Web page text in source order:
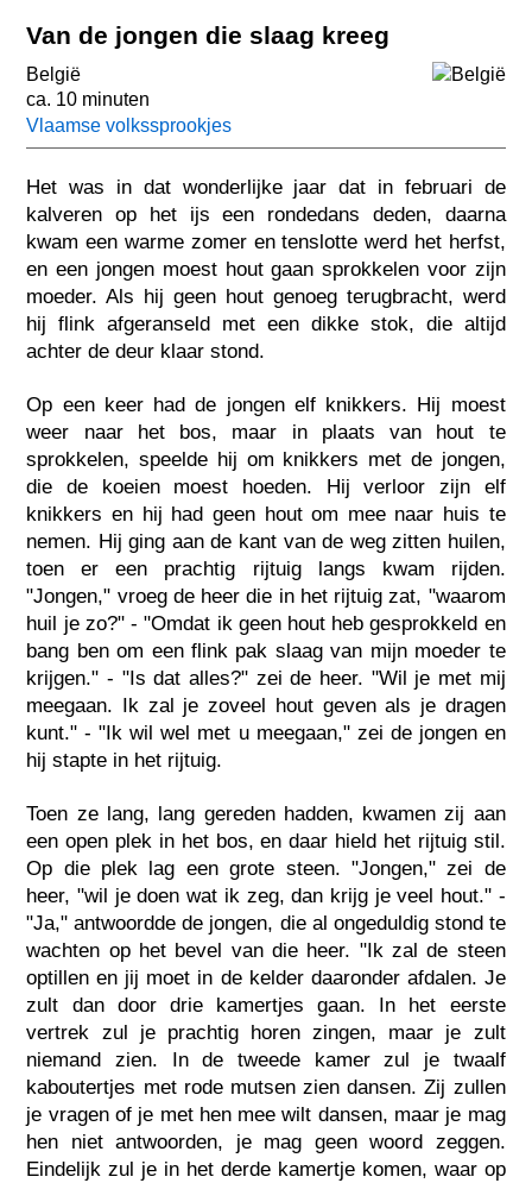
Van de jongen die slaag kreeg
België
ca. 10 minuten
Vlaamse volkssprookjes
Het was in dat wonderlijke jaar dat in februari de
kalveren op het ijs een rondedans deden, daarna
kwam een warme zomer en tenslotte werd het herfst,
en een jongen moest hout gaan sprokkelen voor zijn
moeder. Als hij geen hout genoeg terugbracht, werd
hij flink afgeranseld met een dikke stok, die altijd
achter de deur klaar stond.
Op een keer had de jongen elf knikkers. Hij moest
weer naar het bos, maar in plaats van hout te
sprokkelen, speelde hij om knikkers met de jongen,
die de koeien moest hoeden. Hij verloor zijn elf
knikkers en hij had geen hout om mee naar huis te
nemen. Hij ging aan de kant van de weg zitten huilen,
toen er een prachtig rijtuig langs kwam rijden.
"Jongen," vroeg de heer die in het rijtuig zat, "waarom
huil je zo?" - "Omdat ik geen hout heb gesprokkeld en
bang ben om een flink pak slaag van mijn moeder te
krijgen." - "Is dat alles?" zei de heer. "Wil je met mij
meegaan. Ik zal je zoveel hout geven als je dragen
kunt." - "Ik wil wel met u meegaan," zei de jongen en
hij stapte in het rijtuig.
Toen ze lang, lang gereden hadden, kwamen zij aan
een open plek in het bos, en daar hield het rijtuig stil.
Op die plek lag een grote steen. "Jongen," zei de
heer, "wil je doen wat ik zeg, dan krijg je veel hout." -
"Ja," antwoordde de jongen, die al ongeduldig stond te
wachten op het bevel van die heer. "Ik zal de steen
optillen en jij moet in de kelder daaronder afdalen. Je
zult dan door drie kamertjes gaan. In het eerste
vertrek zul je prachtig horen zingen, maar je zult
niemand zien. In de tweede kamer zul je twaalf
kaboutertjes met rode mutsen zien dansen. Zij zullen
je vragen of je met hen mee wilt dansen, maar je mag
hen niet antwoorden, je mag geen woord zeggen.
Eindelijk zul je in het derde kamertje komen, waar op